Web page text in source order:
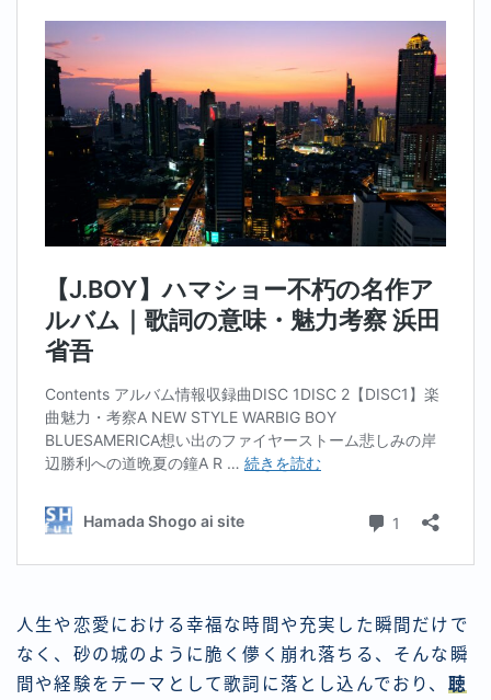
人生や恋愛における幸福な時間や充実した瞬間だけで
なく、砂の城のように脆く儚く崩れ落ちる、そんな瞬
間や経験をテーマとして歌詞に落とし込んでおり、 聴